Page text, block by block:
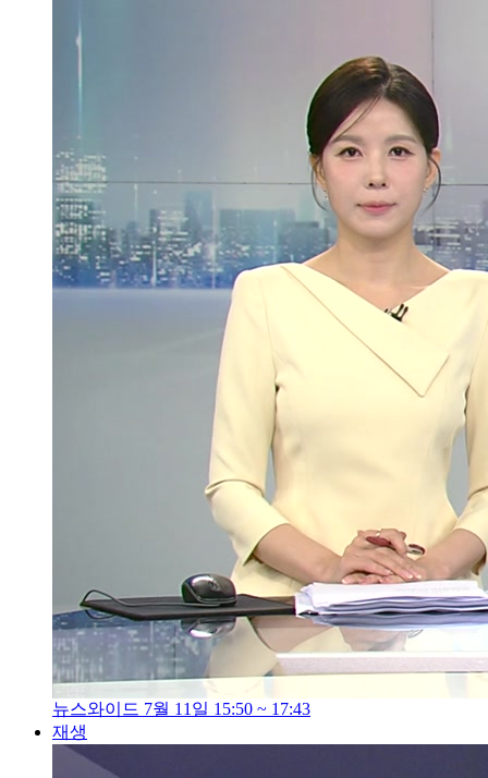
뉴스와이드 7월 11일 15:50 ~ 17:43
재생